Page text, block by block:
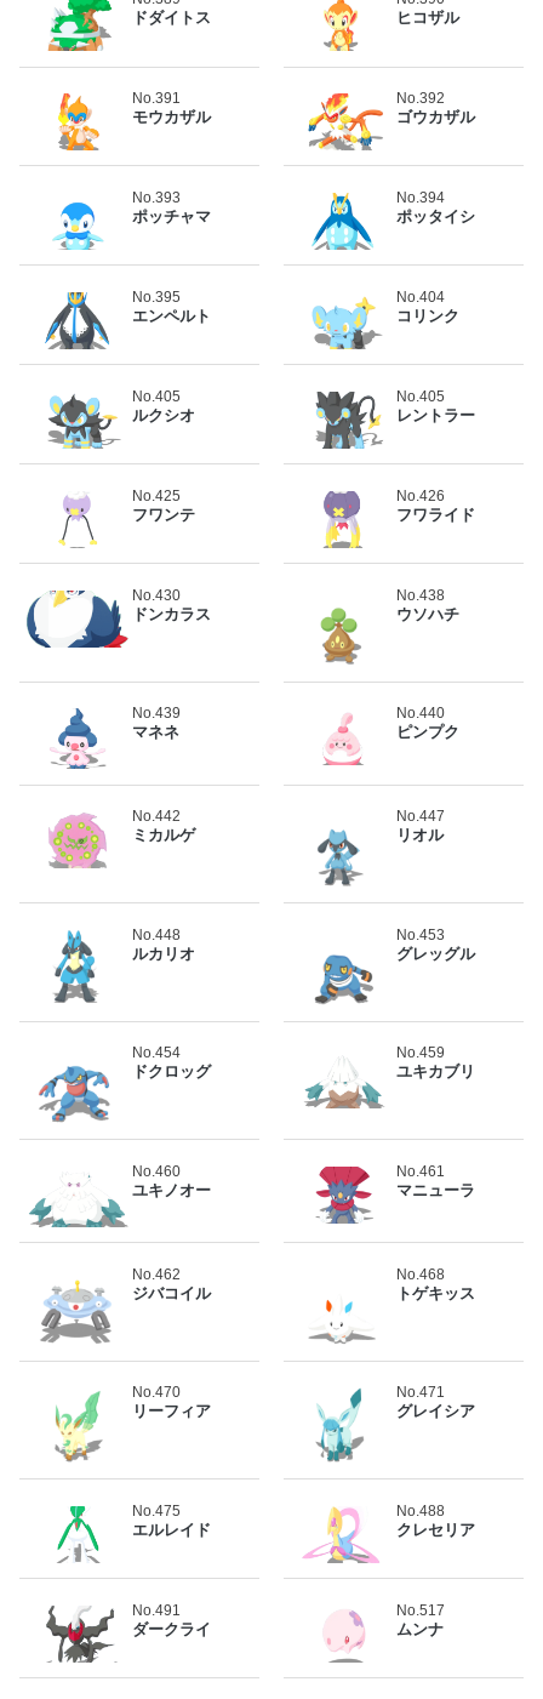
ドダイトス ヒコザル
No.391
モウカザル
No.392
ゴウカザル
No.393
ポッチャマ
No.394
ポッタイシ
No.395
エンペルト
No.404
コリンク
No.405
ルクシオ
No.405
レントラー
No.425
フワンテ
No.426
フワライド
No.430
ドンカラス
No.438
ウソハチ
No.439
マネネ
No.440
ピンプク
No.442
ミカルゲ
No.447
リオル
No.448
ルカリオ
No.453
グレッグル
No.454
ドクロッグ
No.459
ユキカブリ
No.460
ユキノオー
No.461
マニューラ
No.462
ジバコイル
No.468
トゲキッス
No.470
リーフィア
No.471
グレイシア
No.475
エルレイド
No.488
クレセリア
No.491
ダークライ
No.517
ムンナ